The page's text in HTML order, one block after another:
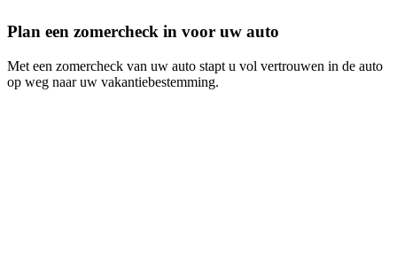
Plan een zomercheck in voor uw auto
Met een zomercheck van uw auto stapt u vol vertrouwen in de auto
op weg naar uw vakantiebestemming.